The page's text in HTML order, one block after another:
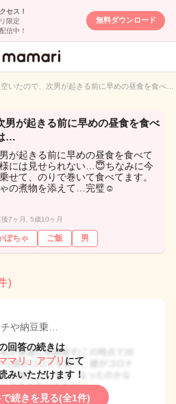
セス！
限定
信中！
無料ダウンロード
専用匿名QA
いたので、次男が起きる前に早めの昼食を食べ…
男が起きる前に早めの昼食を食べ
…
が起きる前に早めの昼食を食べて
には見せられない…😇ちなみに今
せて、のりで巻いて食べてます。
の煮物を添えて…完璧☺️
後7ヶ月, 5歳10ヶ月
ぼちゃ ご飯 男
）
や納豆乗…
回答の続きは
マリ」アプリ にて
みいただけます！
続きを見る(全1件)